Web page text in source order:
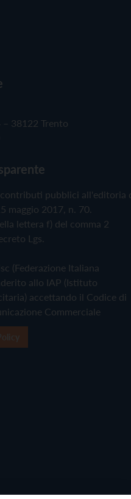
38122 Trento
pubblici all'editoria
maggio 2017, n. 70.
lettera f) del comma 2
Lgs.
(Federazione Italiana
allo IAP (Istituto
accettando il Codice di
Commerciale